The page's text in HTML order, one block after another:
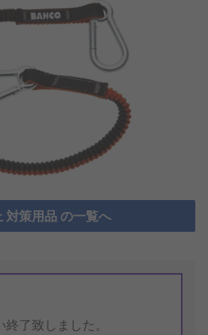
対策用品 の一覧へ
了致しました。